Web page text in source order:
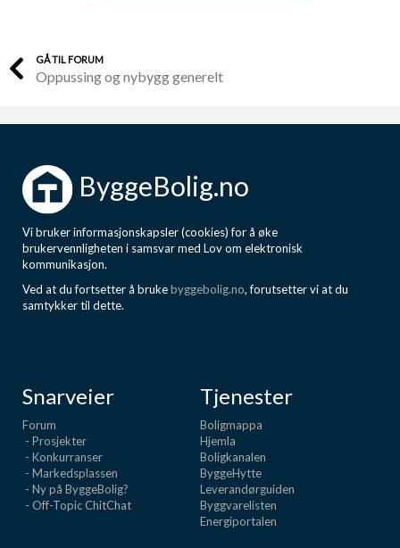
GÅ TIL FORUM
Oppussing og nybygg generelt
ByggeBolig.no
Vi bruker informasjonskapsler (cookies) for å øke
brukervennligheten i samsvar med Lov om elektronisk
kommunikasjon.
Ved at du fortsetter å brukebyggebolig.no, forutsetter vi at du
samtykker til dette.
Snarveier
Forum
- Prosjekter
- Konkurranser
- Markedsplassen
- Ny på ByggeBolig?
- Off-Topic ChitChat
Tjenester
Boligmappa
Hjemla
Boligkanalen
ByggeHytte
Leverandørguiden
Byggvarelisten
Energiportalen